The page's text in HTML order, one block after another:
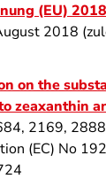
(EU)
2018
on the
zeaxanthin
2169,
(EC) No